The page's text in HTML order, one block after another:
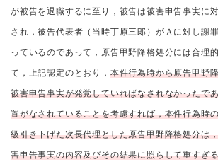
が被告を退職するに至り，被告は被害申告事実に
され，被告代表者（当時丁原三郎）がＡに対し謝
っているのであって，原告甲野降格処分には合理
て，上記認定のとおり， 本件行為時から原告甲野
被害申告事実が発覚していればなされなかったで
置がなされていることを考慮すれば，本件行為時
級引き下げた次長代理とした原告甲野降格処分は
害申告事実の内容及びその結果に照らして重すぎ